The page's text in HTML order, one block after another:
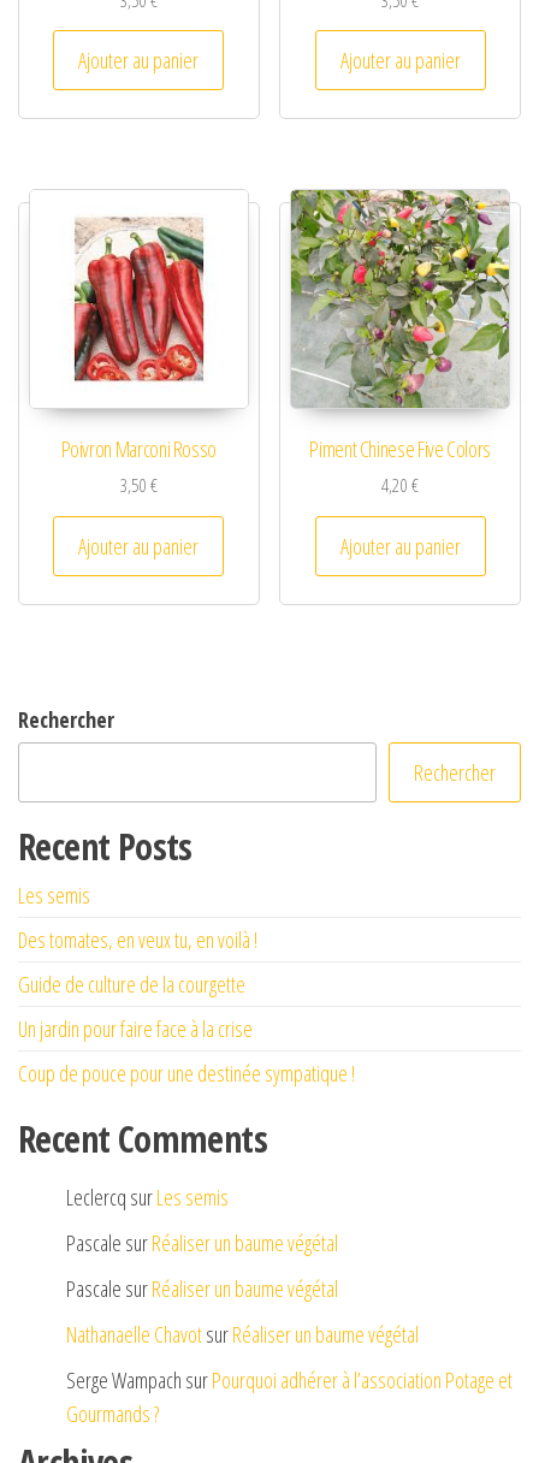
Ajouter au panier Ajouter au panier
Poivron Marconi Rosso
3,50€
Ajouter au panier
Piment Chinese Five Colors
4,20€
Ajouter au panier
Rechercher
Rechercher
Recent Posts
Les semis
Des tomates, en veux tu, en voilà !
Guide de culture de la courgette
Un jardin pour faire face à la crise
Coup de pouce pour une destinée sympatique !
Recent Comments
Leclercq surLes semis
Pascale surRéaliser un baume végétal
Pascale surRéaliser un baume végétal
Nathanaelle ChavotsurRéaliser un baume végétal
Serge Wampach surPourquoi adhérer à l’association Potage et
Gourmands ?